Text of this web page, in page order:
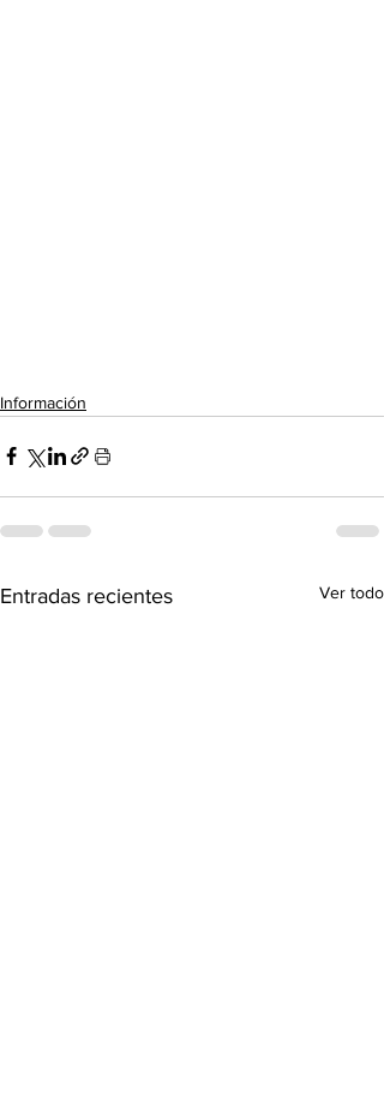
Información
Entradas recientes Ver todo